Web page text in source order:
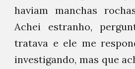
haviam manchas
Achei estranho,
tratava e ele me
investigando, mas que